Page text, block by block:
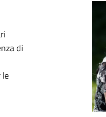
di
le